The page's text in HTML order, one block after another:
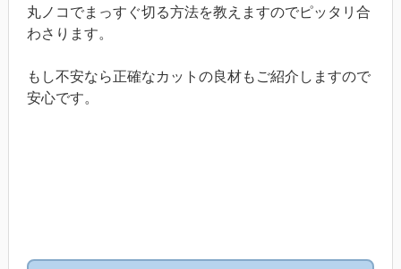
丸ノコでまっすぐ切る方法を教えますのでピッタリ合
わさります。
もし不安なら正確なカットの良材もご紹介しますので
安心です。